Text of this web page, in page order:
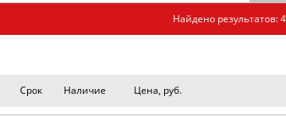
Найдено результатов:
Срок Наличие Цена, руб.